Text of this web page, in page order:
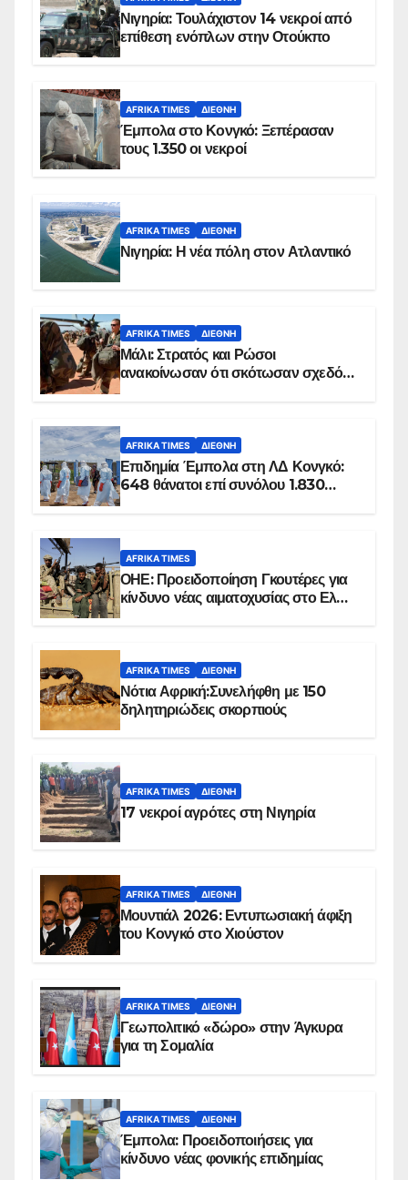
Νιγηρία: Τουλάχιστον 14 νεκροί από
επίθεση ενόπλων στην Οτούκπο
AFRIKA TIMES ΔΙΕΘΝΉ
Έμπολα στο Κονγκό: Ξεπέρασαν
τους 1.350 οι νεκροί
AFRIKA TIMES ΔΙΕΘΝΉ
Νιγηρία: Η νέα πόλη στον Ατλαντικό
AFRIKA TIMES ΔΙΕΘΝΉ
Μάλι: Στρατός και Ρώσοι
ανακοίνωσαν ότι σκότωσαν σχεδόν
AFRIKA TIMES ΔΙΕΘΝΉ
Επιδημία Έμπολα στη ΛΔ Κονγκό:
648 θάνατοι επί συνόλου 1.830
AFRIKA TIMES
ΟΗΕ: Προειδοποίηση Γκουτέρες για
κίνδυνο νέας αιματοχυσίας στο Ελ
AFRIKA TIMES ΔΙΕΘΝΉ
Νότια Αφρική:Συνελήφθη με 150
δηλητηριώδεις σκορπιούς
AFRIKA TIMES ΔΙΕΘΝΉ
17 νεκροί αγρότες στη Νιγηρία
AFRIKA TIMES ΔΙΕΘΝΉ
Μουντιάλ 2026: Εντυπωσιακή άφιξη
του Κονγκό στο Χιούστον
AFRIKA TIMES ΔΙΕΘΝΉ
Γεωπολιτικό «δώρο» στην Άγκυρα
για τη Σομαλία
AFRIKA TIMES ΔΙΕΘΝΉ
Έμπολα: Προειδοποιήσεις για
κίνδυνο νέας φονικής επιδημίας